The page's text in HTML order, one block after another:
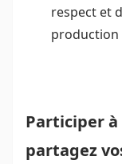
respect et
production
Participer à
partagez